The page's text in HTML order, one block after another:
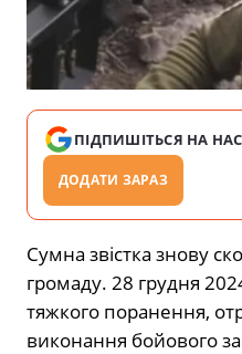
ПІДПИШІТЬСЯ НА НАС
ДОДАТИ ЗАРАЗ
Сумна звістка знову
громаду. 28 грудня
тяжкого поранення,
виконання бойового